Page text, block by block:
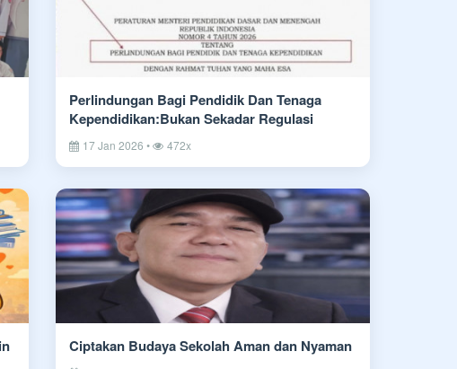
Perlindungan Bagi Pendidik Dan Tenaga
Kependidikan:Bukan Sekadar Regulasi
17 Jan 2026 • 472x
Ciptakan Budaya Sekolah Aman dan Nyaman